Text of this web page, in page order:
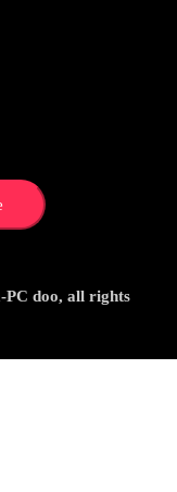
doo, all rights